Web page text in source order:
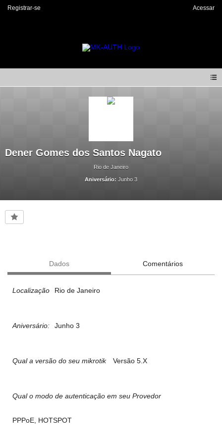
Registrar-se Acessar
Dener Gomes dos Santos Nagato
Rio de Janeiro
Aniversário: Junho 3
Dados Comentários
Localização Rio de Janeiro
Aniversário: Junho 3
Qual a versão do seu mikrotik Versão 5.X
Qual o modo de autenticação em seu Provedor
PPPoE, HOTSPOT